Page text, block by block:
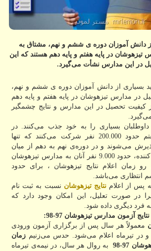
دانش آموزان دوره ی ششم و نهم، مشتاق به
تیزهوشان در پایه هفتم و پایه دهم هستند كه این
در این مدارس نشأت می‌گیرد.
بسیاری از دانش آموزان دوره ی ششم و نهم،
در مدارس تیزهوشان در پایه هفتم و پایه دهم
کیفیت تحصیل در این مدارس و نتایج چشمگیر
بسیاری را به خود جذب می‌کنند. در
دوره‌ی ششم به هفتم حدود 200.000 نفر شرکت می‌کنند که تنها
آنان پذیرش می‌شوند و در دوره‌ی نهم به دهم از میان
100.000 نفر شرکت کننده، حدود 9.000 نفر آنان به مدارس تیزهوشان
رو زمان اعلام نتایج تیزهوشان ، برای حدود
پس از اعلامنتایج تیزهوشان نسبت به ثبت نام
در صورت تعلیل، این امکان وجود دارد که
دیگری داده شود.
آزمون مدارس تیزهوشان 97-98:
معمولاً هر سال پس از برگزاری آزمون ورودی
و در تیرماه اعلام می‌شود. حدس می‌زنیم زمان
97-98
به روال هر سال، در نیمه‌ی تیرماه